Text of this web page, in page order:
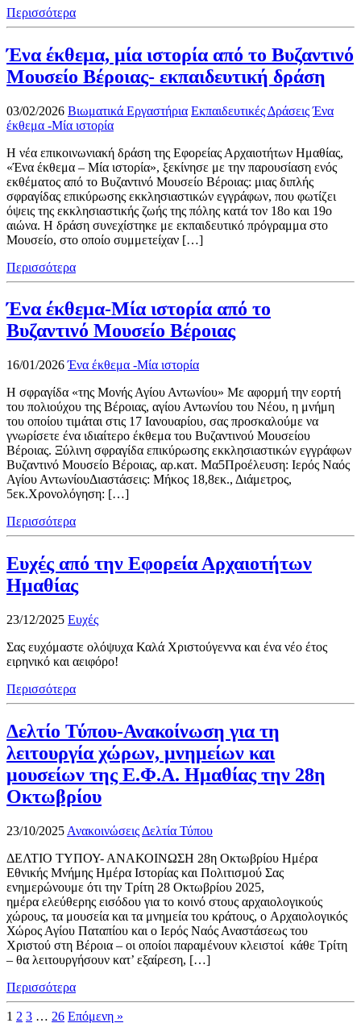
Περισσότερα
Ένα έκθεμα, μία ιστορία από το Βυζαντινό
Μουσείο Βέροιας- εκπαιδευτική δράση
03/02/2026 Βιωματικά Εργαστήρια Εκπαιδευτικές Δράσεις Ένα
έκθεμα -Μία ιστορία
Η νέα επικοινωνιακή δράση της Εφορείας Αρχαιοτήτων Ημαθίας,
«Ένα έκθεμα – Μία ιστορία», ξεκίνησε με την παρουσίαση ενός
εκθέματος από το Βυζαντινό Μουσείο Βέροιας: μιας διπλής
σφραγίδας επικύρωσης εκκλησιαστικών εγγράφων, που φωτίζει
όψεις της εκκλησιαστικής ζωής της πόλης κατά τον 18ο και 19ο
αιώνα. Η δράση συνεχίστηκε με εκπαιδευτικό πρόγραμμα στο
Μουσείο, στο οποίο συμμετείχαν […]
Περισσότερα
Ένα έκθεμα-Μία ιστορία από το
Βυζαντινό Μουσείο Βέροιας
16/01/2026 Ένα έκθεμα -Μία ιστορία
H σφραγίδα «της Μονής Αγίου Αντωνίου» Με αφορμή την εορτή
του πολιούχου της Βέροιας, αγίου Αντωνίου του Νέου, η μνήμη
του οποίου τιμάται στις 17 Ιανουαρίου, σας προσκαλούμε να
γνωρίσετε ένα ιδιαίτερο έκθεμα του Βυζαντινού Μουσείου
Βέροιας. Ξύλινη σφραγίδα επικύρωσης εκκλησιαστικών εγγράφων
Βυζαντινό Μουσείο Βέροιας, αρ.κατ. Μα5Προέλευση: Ιερός Ναός
Αγίου ΑντωνίουΔιαστάσεις: Μήκος 18,8εκ., Διάμετρος,
5εκ.Χρονολόγηση: […]
Περισσότερα
Ευχές από την Εφορεία Αρχαιοτήτων
Ημαθίας
23/12/2025 Ευχές
Σας ευχόμαστε ολόψυχα Καλά Χριστούγεννα και ένα νέο έτος
ειρηνικό και αειφόρο!
Περισσότερα
Δελτίο Τύπου-Ανακοίνωση για τη
λειτουργία χώρων, μνημείων και
μουσείων της Ε.Φ.Α. Ημαθίας την 28η
Οκτωβρίου
23/10/2025 Ανακοινώσεις Δελτία Τύπου
ΔΕΛΤΙΟ ΤΥΠΟΥ- ΑΝΑΚΟΙΝΩΣΗ 28η Οκτωβρίου Ημέρα
Εθνικής Μνήμης Ημέρα Ιστορίας και Πολιτισμού Σας
ενημερώνουμε ότι την Τρίτη 28 Οκτωβρίου 2025,
ημέρα ελεύθερης εισόδου για το κοινό στους αρχαιολογικούς
χώρους, τα μουσεία και τα μνημεία του κράτους, ο Αρχαιολογικός
Χώρος Αγίου Παταπίου και ο Ιερός Ναός Αναστάσεως του
Χριστού στη Βέροια – οι οποίοι παραμένουν κλειστοί κάθε Τρίτη
– θα λειτουργήσουν κατ’ εξαίρεση, […]
Περισσότερα
1 2 3 … 26 Επόμενη »